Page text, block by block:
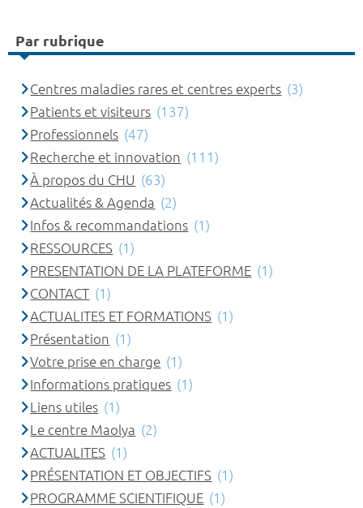
Par rubrique
Centres maladies rares et centres experts (3)
Patients et visiteurs (137)
Professionnels (47)
Recherche et innovation (111)
À propos du CHU (63)
Actualités & Agenda (2)
Infos & recommandations (1)
RESSOURCES (1)
PRESENTATION DE LA PLATEFORME (1)
CONTACT (1)
ACTUALITES ET FORMATIONS (1)
Présentation (1)
Votre prise en charge (1)
Informations pratiques (1)
Liens utiles (1)
Le centre Maolya (2)
ACTUALITES (1)
PRÉSENTATION ET OBJECTIFS (1)
PROGRAMME SCIENTIFIQUE (1)